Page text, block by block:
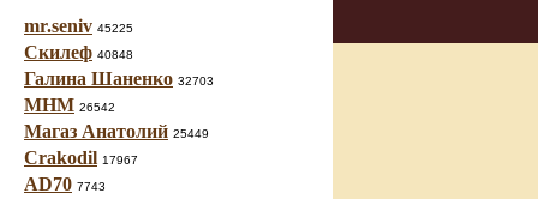
mr.seniv 45225
Скилеф 40848
Галина Шаненко 32703
МНМ 26542
Магаз Анатолий 25449
Crakodil 17967
AD70 7743